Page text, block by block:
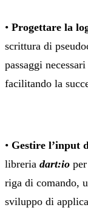
• Progettare la
scrittura di
passaggi
facilitando la
• Gestire l’input
libreria dart:io
riga di comando,
sviluppo di